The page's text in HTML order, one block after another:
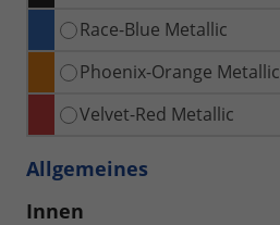
Race-Blue Metallic
Phoenix-Orange Metallic
Velvet-Red Metallic
Allgemeines
Innen